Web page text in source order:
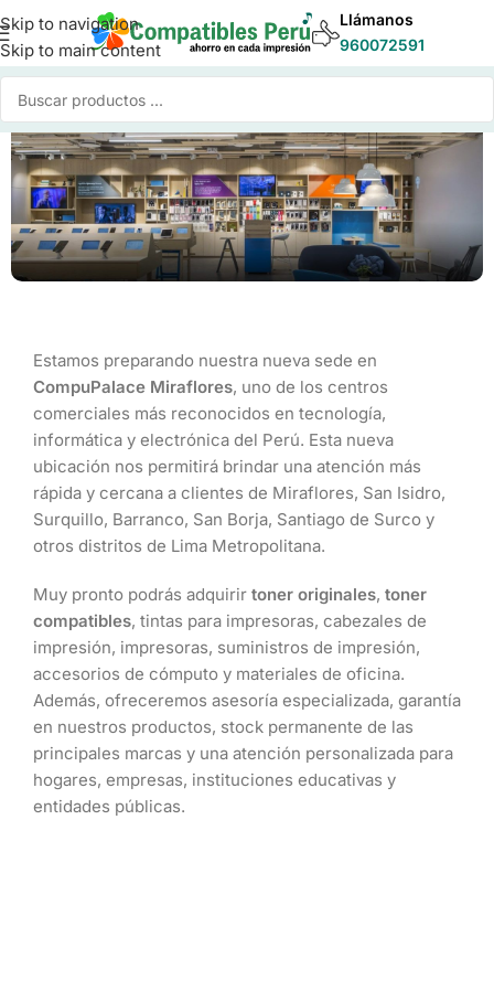
Skip to navigation
Skip to main content
Llámanos
960072591
Compra online y retira en nuestro nuevo local o solicita
entrega rápida donde estés.
Nueva Tienda en CompuPalace
Miraflores, Lima
¡Muy pronto en CompuPalace, el centro tecnológico
de Lima!
Nuestra nueva tienda estará ubicada en el corazón de
Miraflores, dentro del reconocido centro comercial
y electrónica en Perú.
Próximamente
Estamos preparando nuestra nueva sede en
CompuPalace Miraflores, uno de los centros
comerciales más reconocidos en tecnología,
informática y electrónica del Perú. Esta nueva
ubicación nos permitirá brindar una atención más
rápida y cercana a clientes de Miraflores, San Isidro,
Surquillo, Barranco, San Borja, Santiago de Surco y
otros distritos de Lima Metropolitana.
Muy pronto podrás adquirir toner originales, toner
compatibles, tintas para impresoras, cabezales de
impresión, impresoras, suministros de impresión,
accesorios de cómputo y materiales de oficina.
Además, ofreceremos asesoría especializada, garantía
en nuestros productos, stock permanente de las
principales marcas y una atención personalizada para
hogares, empresas, instituciones educativas y
entidades públicas.